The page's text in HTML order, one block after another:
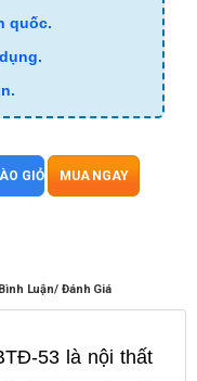
quốc.
GIỎ MUA NGAY
Bình Luận/ Đánh Giá
53 là nội thất